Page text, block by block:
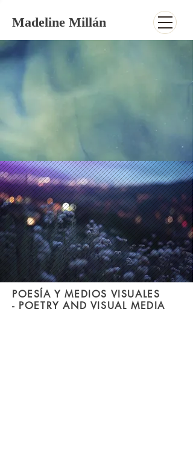
Madeline Millán
POESÍA Y MEDIOS VISUALES
- POETRY AND VISUAL MEDIA